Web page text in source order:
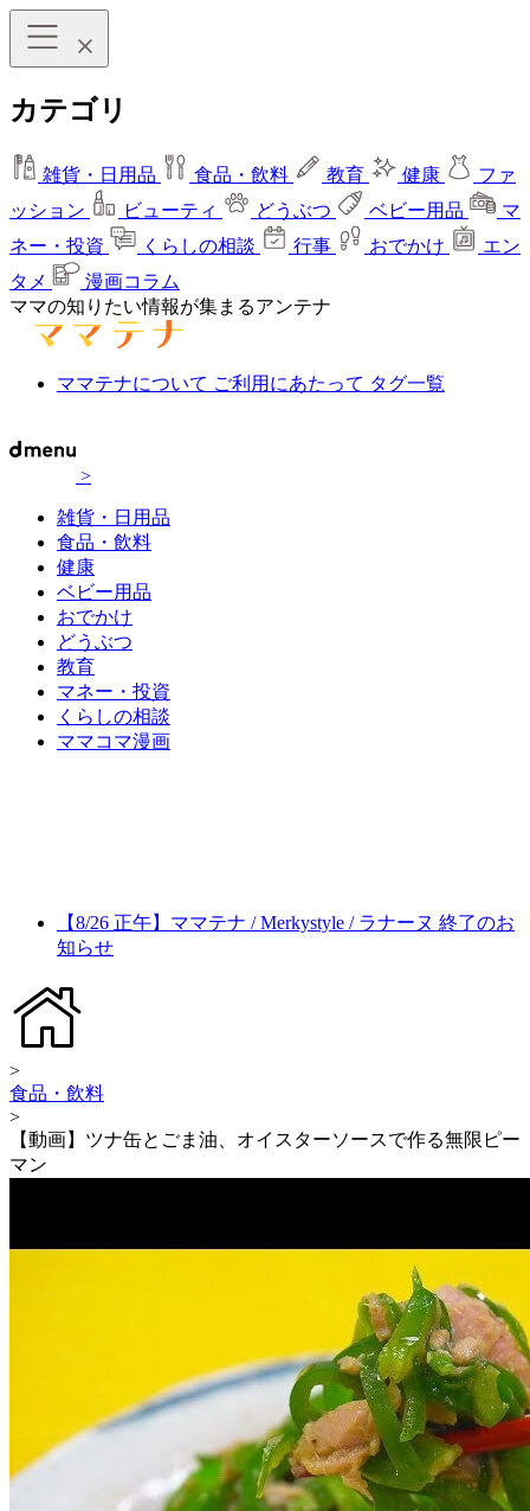
カテゴリ
雑貨・日用品 食品・飲料 教育 健康
ファ
ッション
ビューティ どうぶつ ベビー用品
マ
ネー・投資
くらしの相談 行事 おでかけ
エン
タメ
漫画コラム
ママの知りたい情報が集まるアンテナ
ママテナについて ご利用にあたって タグ一覧
>
雑貨・日用品
食品・飲料
健康
ベビー用品
おでかけ
どうぶつ
教育
マネー・投資
くらしの相談
ママコマ漫画
【8/26 正午】ママテナ / Merkystyle / ラナーヌ 終了のお
知らせ
>
食品・飲料
>
【動画】ツナ缶とごま油、オイスターソースで作る無限ピー
マン